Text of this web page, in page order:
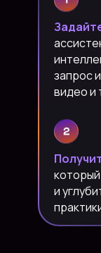
запрос
видео и
и